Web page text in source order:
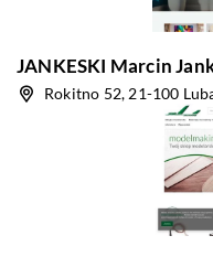
JANKESKI Marcin
Rokitno 52, 21-100